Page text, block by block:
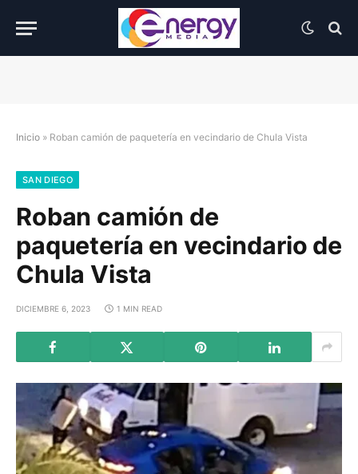
Inicio » Roban camión de paquetería en vecindario de Chula Vista
SAN DIEGO
Roban camión de
paquetería en vecindario de
Chula Vista
DICIEMBRE 6, 2023 1 MIN READ